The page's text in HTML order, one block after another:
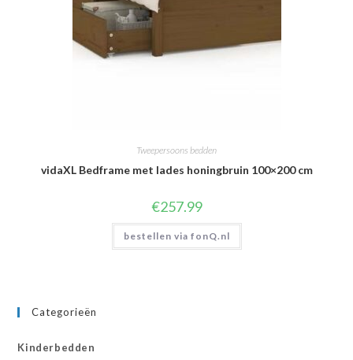
Tweepersoons bedden
vidaXL Bedframe met lades honingbruin 100×200 cm
€257.99
bestellen via fonQ.nl
Categorieën
Kinderbedden